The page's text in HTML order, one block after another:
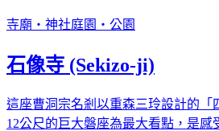
寺廟・神社庭園・公園
石像寺 (Sekizo-ji)
這座曹洞宗名剎以重森三玲設計的「
12公尺的巨大磐座為最大看點，是感